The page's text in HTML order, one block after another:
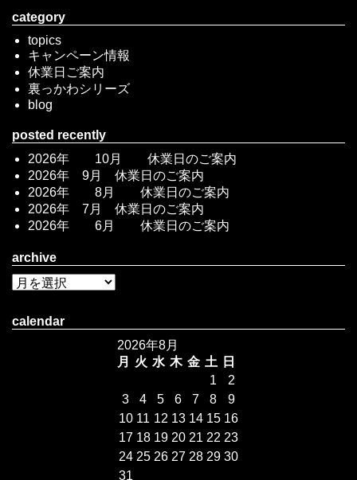
category
topics
キャンペーン情報
休業日ご案内
裏っかわシリーズ
blog
posted recently
2026年 10月 休業日のご案内
2026年 9月 休業日のご案内
2026年 8月 休業日のご案内
2026年 7月 休業日のご案内
2026年 6月 休業日のご案内
archive
calendar
2026年8月
月
火 水 木 金 土
日
1
2
3
4 5 6 7 8
9
10 11 12 13 14 15 16
17 18 19 20 21 22 23
24 25 26 27 28 29 30
31